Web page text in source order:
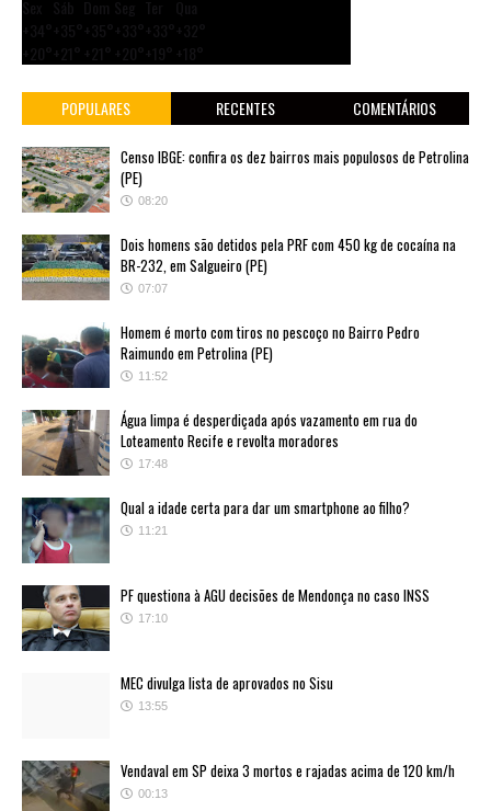
POPULARES RECENTES COMENTÁRIOS
Censo IBGE: confira os dez bairros mais populosos de Petrolina
(PE)
08:20
Dois homens são detidos pela PRF com 450 kg de cocaína na
BR-232, em Salgueiro (PE)
07:07
Homem é morto com tiros no pescoço no Bairro Pedro
Raimundo em Petrolina (PE)
11:52
Água limpa é desperdiçada após vazamento em rua do
Loteamento Recife e revolta moradores
17:48
Qual a idade certa para dar um smartphone ao filho?
11:21
PF questiona à AGU decisões de Mendonça no caso INSS
17:10
MEC divulga lista de aprovados no Sisu
13:55
Vendaval em SP deixa 3 mortos e rajadas acima de 120 km/h
00:13